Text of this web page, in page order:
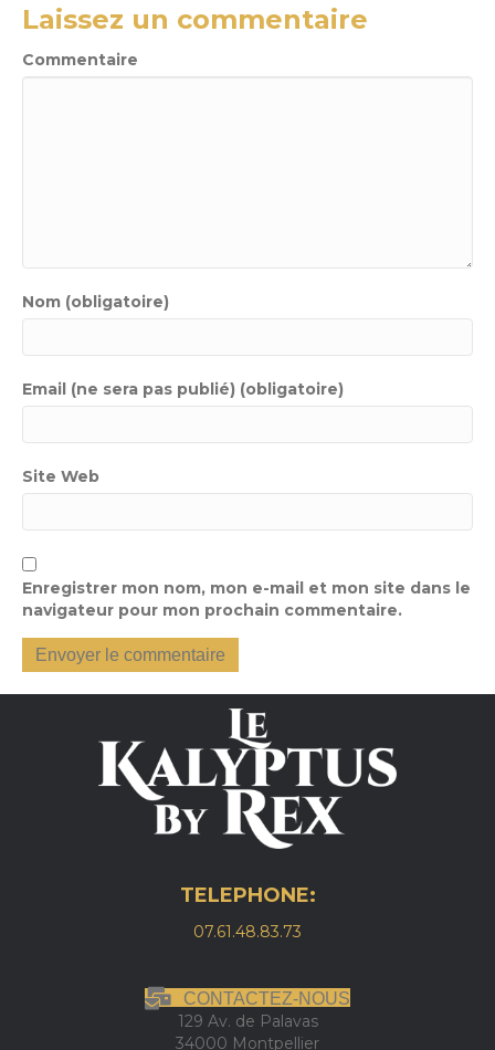
Laissez un commentaire
Commentaire
Nom (obligatoire)
Email (ne sera pas publié) (obligatoire)
Site Web
Enregistrer mon nom, mon e-mail et mon site dans le
navigateur pour mon prochain commentaire.
TELEPHONE:
07.61.48.83.73
CONTACTEZ-NOUS
129 Av. de Palavas
34000 Montpellier